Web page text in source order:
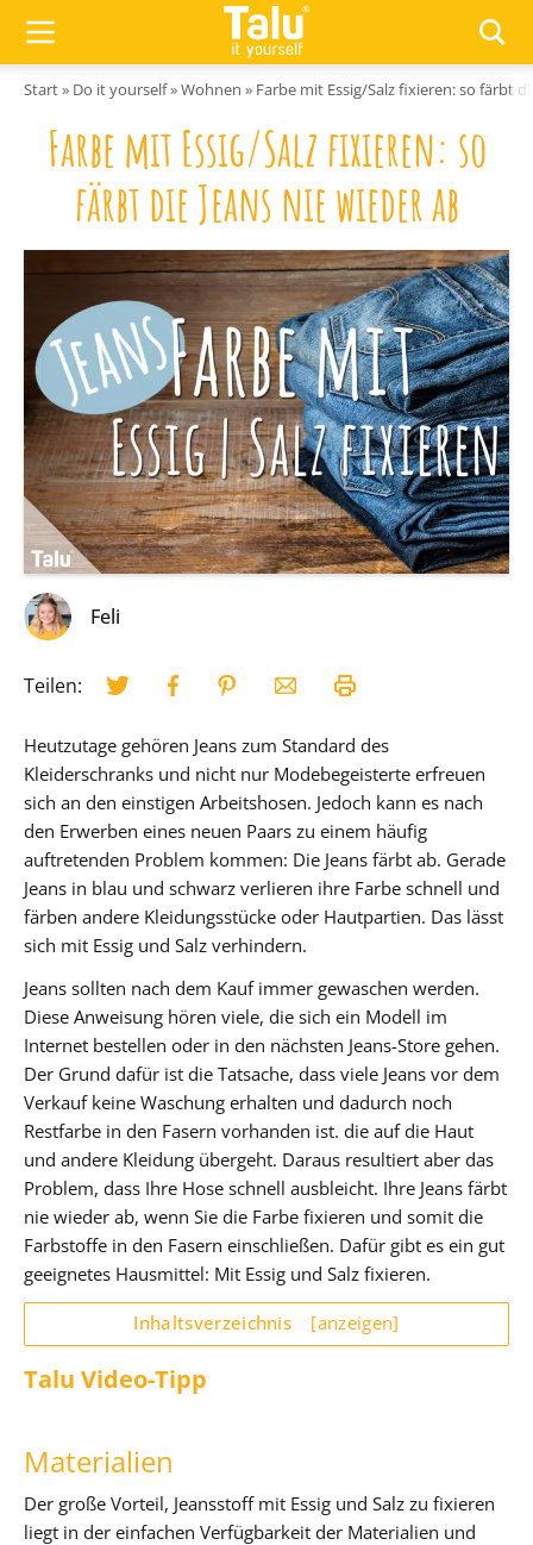
Start» Do it yourself»Wohnen » Farbe mit Essig/Salz fixieren: so färbt
Farbe mit Essig/Salz fixieren: so
färbt die Jeans nie wieder ab
Feli
Teilen:
Heutzutage gehören Jeans zum Standard des
Kleiderschranks und nicht nur Modebegeisterte erfreuen
sich an den einstigen Arbeitshosen. Jedoch kann es nach
den Erwerben eines neuen Paars zu einem häufig
auftretenden Problem kommen: Die Jeans färbt ab. Gerade
Jeans in blau und schwarz verlieren ihre Farbe schnell und
färben andere Kleidungsstücke oder Hautpartien. Das lässt
sich mit Essig und Salz verhindern.
Jeans sollten nach dem Kauf immer gewaschen werden.
Diese Anweisung hören viele, die sich ein Modell im
Internet bestellen oder in den nächsten Jeans-Store gehen.
Der Grund dafür ist die Tatsache, dass viele Jeans vor dem
Verkauf keine Waschung erhalten und dadurch noch
Restfarbe in den Fasern vorhanden ist. die auf die Haut
und andere Kleidung übergeht. Daraus resultiert aber das
Problem, dass Ihre Hose schnell ausbleicht. Ihre Jeans färbt
nie wieder ab, wenn Sie die Farbe fixieren und somit die
Farbstoffe in den Fasern einschließen. Dafür gibt es ein gut
geeignetes Hausmittel: Mit Essig und Salz fixieren.
Inhaltsverzeichnis [anzeigen]
Talu Video-Tipp
Materialien
Der große Vorteil, Jeansstoff mit Essig und Salz zu fixieren
liegt in der einfachen Verfügbarkeit der Materialien und